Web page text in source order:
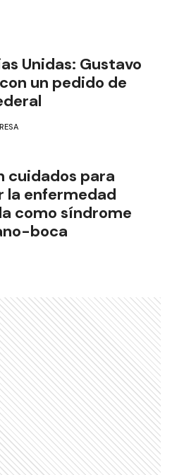
Unidas: Gustavo
un pedido de
cuidados para
la enfermedad
como síndrome
boca